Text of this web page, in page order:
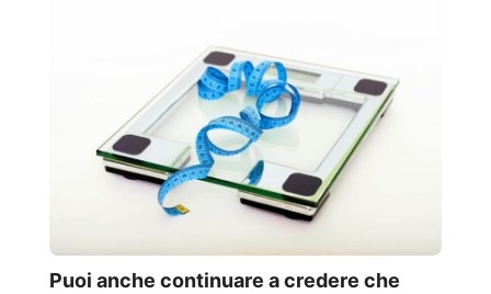
Puoi anche continuare a credere che